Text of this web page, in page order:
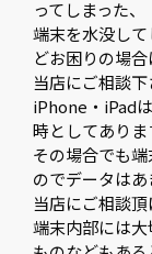
ってしまった、
端末を水没し
どお困りの場合
当店にご相談下
iPhone・iPad
時としてありま
その場合でも
のでデータはあ
当店にご相談頂
端末内部には